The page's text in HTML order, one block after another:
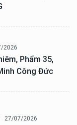
2026
Phẩm 35,
Công Đức
27/07/2026